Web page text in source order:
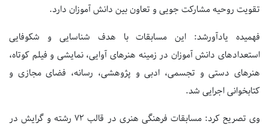
تقویت روحیه مشارکت جویی و تعاون بین دانش آموزان دارد.
فهمیده یادآورشد: این مسابقات با هدف شناسایی و شکوفایی
استعدادهای دانش آموزان در زمینه هنرهای آوایی، نمایشی و فیلم کوتاه،
هنرهای دستی و تجسمی، ادبی و پژوهشی، رسانه، فضای مجازی و
کتابخوانی اجرایی شد.
وی تصریح کرد: مسابقات فرهنگی هنری در قالب ۷۲ رشته و گرایش در